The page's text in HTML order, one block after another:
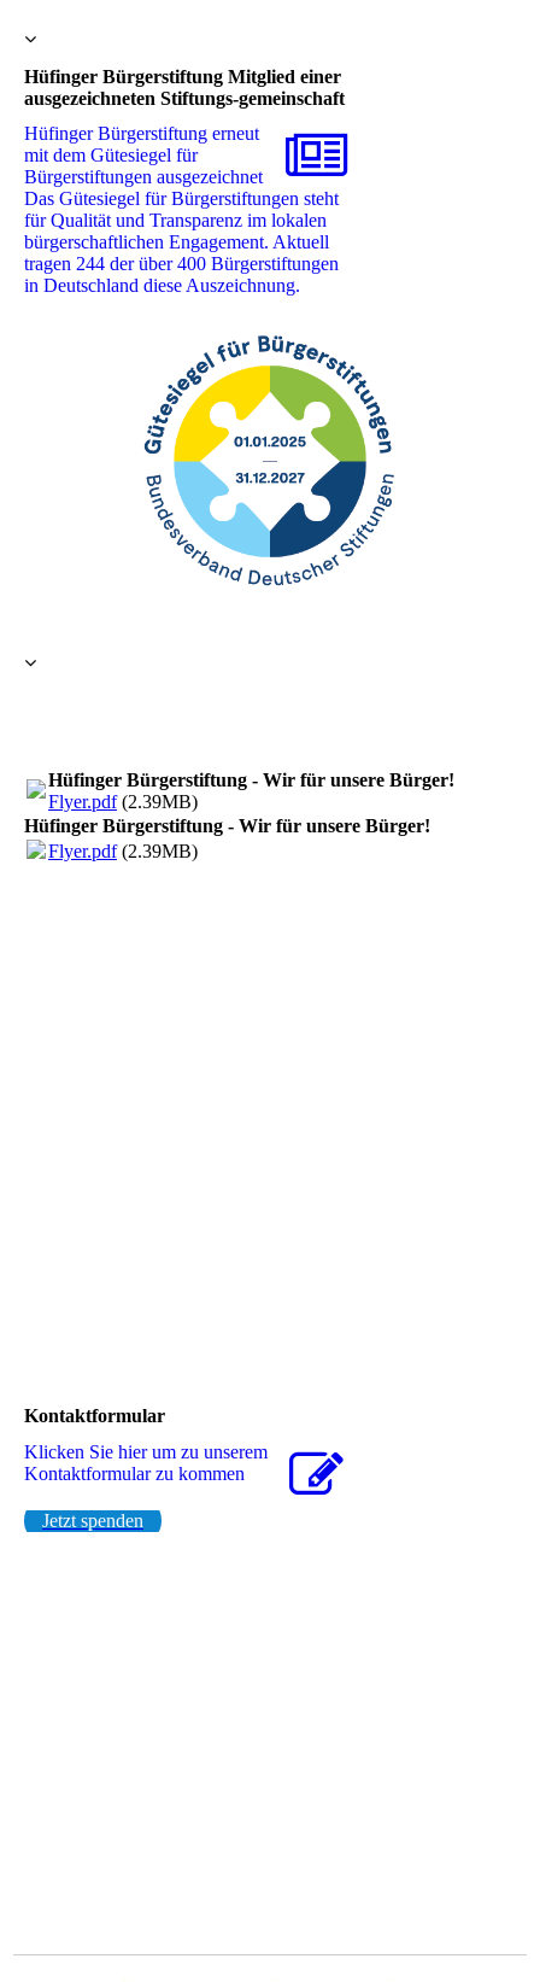
Hüfinger Bürgerstiftung Mitglied einer
ausgezeichneten Stiftungs-gemeinschaft
Hüfinger Bürgerstiftung erneut
mit dem Gütesiegel für
Bürgerstiftungen ausgezeichnet ‎
Das Gütesiegel für Bürgerstiftungen steht
für Qualität und Transparenz im lokalen
‎bürgerschaftlichen Engagement. Aktuell
tragen 244 der über 400 Bürgerstiftungen
in Deutschland ‎diese Auszeichnung. ‎
Hüfinger Bürgerstiftung - Wir für unsere Bürger!
Flyer.pdf(2.39MB)
Hüfinger Bürgerstiftung - Wir für unsere Bürger!
Flyer.pdf(2.39MB)
Kontaktformular
Klicken Sie hier um zu unserem
Kon­takt­for­mu­lar zu kommen
Jetzt spenden